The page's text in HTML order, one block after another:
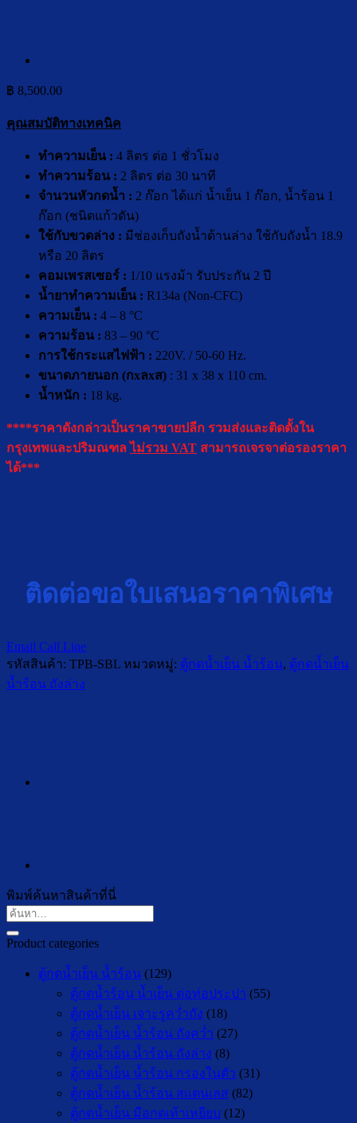
฿ 8,500.00
คุณสมบัติทางเทคนิค
ทำความเย็น : 4 ลิตร ต่อ 1 ชั่วโมง
ทำความร้อน : 2 ลิตร ต่อ 30 นาที
จำนวนหัวกดน้ำ : 2 ก๊อก ได้แก่ น้ำเย็น 1 ก๊อก, น้ำร้อน 1
ก๊อก (ชนิดแก้วดัน)
ใช้กับขวดล่าง : มีช่องเก็บถังน้ำด้านล่าง ใช้กับถังน้ำ 18.9
หรือ 20 ลิตร
คอมเพรสเซอร์ : 1/10 แรงม้า รับประกัน 2 ปี
น้ำยาทำความเย็น : R134a (Non-CFC)
ความเย็น : 4 – 8 °C
ความร้อน : 83 – 90 °C
การใช้กระแสไฟฟ้า : 220V. / 50-60 Hz.
ขนาดภายนอก (กxลxส) : 31 x 38 x 110 cm.
น้ำหนัก : 18 kg.
****ราคาดังกล่าวเป็นราคาขายปลีก รวมส่งและติดตั้งใน
กรุงเทพและปริมณฑลไม่รวม VAT สามารถเจรจาต่อรองราคา
ได้***
ติดต่อขอใบเสนอราคาพิเศษ
Email Call Line
รหัสสินค้า: TPB-SBL หมวดหมู่: ตู้กดน้ำเย็น น้ำร้อน, ตู้กดน้ำเย็น
น้ำร้อน ถังล่าง
พิมพ์ค้นหาสินค้าที่นี่
ค้นหา:
Product categories
ตู้กดน้ำเย็น น้ำร้อน (129)
ตู้กดน้ำร้อน น้ำเย็น ต่อท่อประปา (55)
ตู้กดน้ำเย็น เจาะรูคว่ำถัง (18)
ตู้กดน้ำเย็น น้ำร้อน ถังคว่ำ (27)
ตู้กดน้ำเย็น น้ำร้อน ถังล่าง (8)
ตู้กดน้ำเย็น น้ำร้อน กรองในตัว (31)
ตู้กดน้ำเย็น น้ำร้อน สแตนเลส (82)
ตู้กดน้ำเย็น มือกดเท้าเหยียบ (12)